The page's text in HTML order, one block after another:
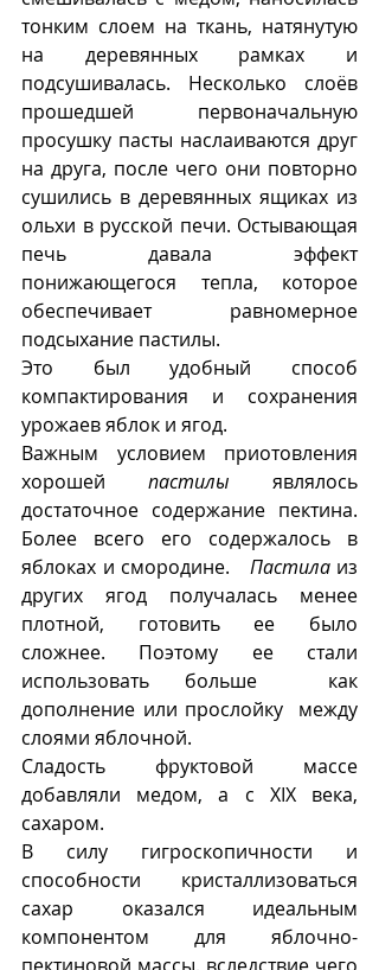
тонким слоем на ткань, натянутую
на деревянных рамках и
подсушивалась. Несколько слоёв
прошедшей первоначальную
просушку пасты наслаиваются друг
на друга, после чего они повторно
сушились в деревянных ящиках из
ольхи в русской печи. Остывающая
печь давала эффект
понижающегося тепла, которое
обеспечивает равномерное
подсыхание пастилы.
Это был удобный способ
компактирования и сохранения
урожаев яблок и ягод.
Важным условием приотовления
хорошей пастилы являлось
достаточное содержание пектина.
Более всего его содержалось в
яблоках и смородине. Пастила из
других ягод получалась менее
плотной, готовить ее было
сложнее. Поэтому ее стали
использовать больше  как
дополнение или прослойку  между
слоями яблочной.
Сладость фруктовой массе
добавляли медом, а с XIX века,
сахаром.
В силу гигроскопичности и
способности кристаллизоваться
сахар оказался идеальным
компонентом для яблочно-
пектиновой массы, вследствие чего